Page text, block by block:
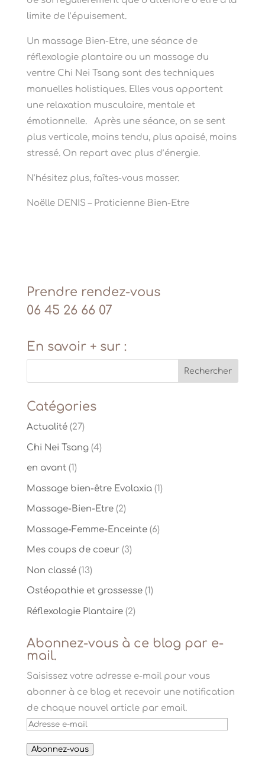
limite de l’épuisement.
Un massage Bien-Etre, une séance de
réflexologie plantaire ou un massage du
ventre Chi Nei Tsang sont des techniques
manuelles holistiques. Elles vous apportent
une relaxation musculaire, mentale et
émotionnelle. Après une séance, on se sent
plus verticale, moins tendu, plus apaisé, moins
stressé. On repart avec plus d’énergie.
N’hésitez plus, faîtes-vous masser.
Noëlle DENIS – Praticienne Bien-Etre
Prendre rendez-vous
06 45 26 66 07
En savoir + sur :
Catégories
Actualité(27)
Chi Nei Tsang(4)
en avant(1)
Massage bien-être Evolaxia(1)
Massage-Bien-Etre(2)
Massage-Femme-Enceinte(6)
Mes coups de coeur(3)
Non classé(13)
Ostéopathie et grossesse(1)
Réflexologie Plantaire(2)
Abonnez-vous à ce blog par e-
mail.
Saisissez votre adresse e-mail pour vous
abonner à ce blog et recevoir une notification
de chaque nouvel article par email.
Adresse
mail
Abonnez-vous